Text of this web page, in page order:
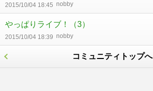
2015/10/04 18:45 nobby
やっぱりライブ！ （3）
2015/10/04 18:39 nobby
コミュニティトップへ